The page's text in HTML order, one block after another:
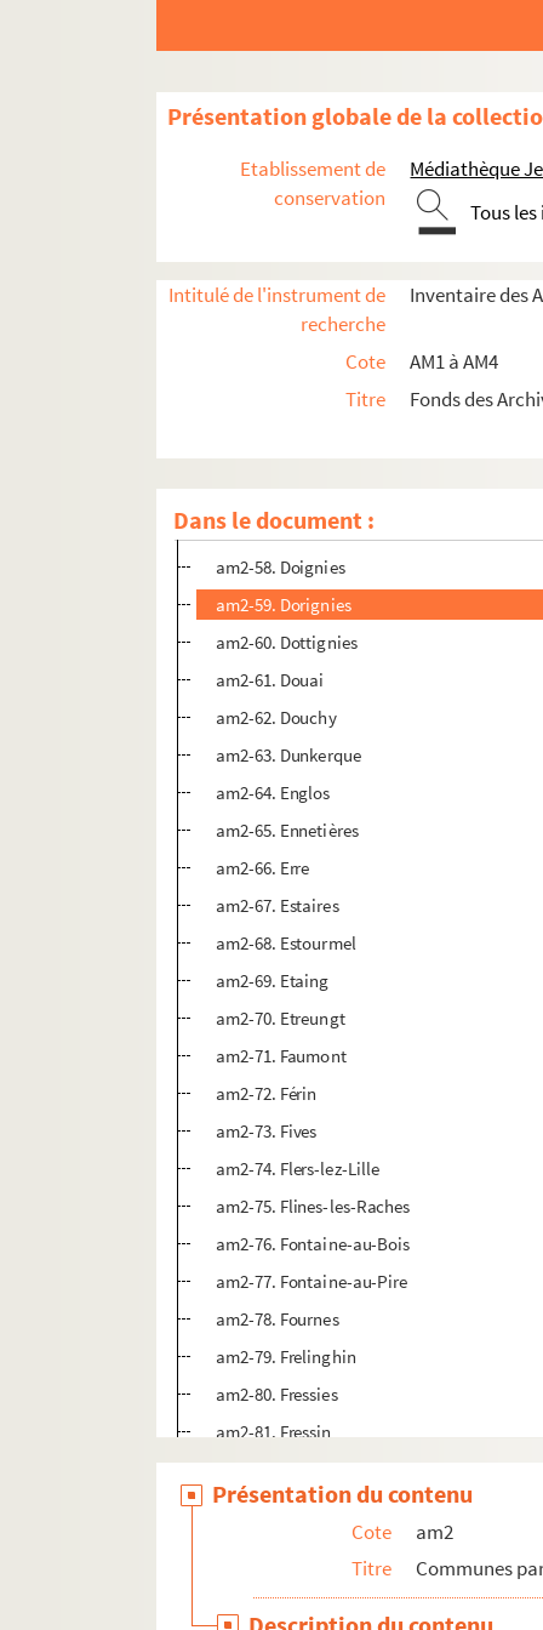
Présentation globale de la
Etablissement de
conservation
Médiathèque
Tous
Intitulé de l'instrument de
recherche
Inventaire des
Cote
AM1 à AM4
Titre
Fonds des
Dans le document :
am2-46. Castillon
am2-48. Commines
am2-50. Corbehem
am2-51. Courrières
am2-55. Dechy
am2-56. Denain
am2-57. Deulemont
am2-58. Doignies
am2-59. Dorignies
am2-60. Dottignies
am2-61. Douai
am2-62. Douchy
am2-63. Dunkerque
am2-64. Englos
am2-65. Ennetières
am2-66. Erre
am2-67. Estaires
am2-68. Estourmel
am2-69. Etaing
am2-70. Etreungt
am2-71. Faumont
am2-72. Férin
am2-73. Fives
am2-74. Flers-lez-Lille
am2-75. Flines-les-Raches
am2-76. Fontaine-au-Bois
am2-77. Fontaine-au-Pire
am2-78. Fournes
am2-79. Frelinghin
am2-80. Fressies
am2-81. Fressin
am2-82. Fretin
am2-83. Fromelles
am2-86. Gondecourt
Présentation du contenu
Cote
am2
Titre
Communes